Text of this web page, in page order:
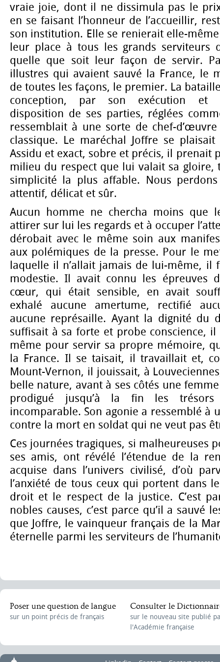
vraie joie, dont il ne dissimula pas le
en se faisant l’honneur de l’accueillir,
son institution. Elle se renierait elle-
leur place à tous les grands serviteurs
quelle que soit leur façon de servir.
illustres qui avaient sauvé la France, le
de toutes les façons, le premier. La
conception, par son exécution et
disposition de ses parties, réglées
ressemblait à une sorte de chef-
classique. Le maréchal Joffre se
Assidu et exact, sobre et précis, il prenait
milieu du respect que lui valait sa gloire,
simplicité la plus affable. Nous
attentif, délicat et sûr.
Aucun homme ne chercha moins que
attirer sur lui les regards et à occuper
dérobait avec le même soin aux
aux polémiques de la presse. Pour le
laquelle il n’allait jamais de lui-même, il
modestie. Il avait connu les épreuves
cœur, qui était sensible, en avait
exhalé aucune amertume, rectifié
aucune représaille. Ayant la dignité du
suffisait à sa forte et probe conscience,
même pour servir sa propre mémoire,
la France. Il se taisait, il travaillait et,
Mount-Vernon, il jouissait, à
belle nature, avant à ses côtés une
prodigué jusqu’à la fin les trésors
incomparable. Son agonie a ressemblé à
contre la mort en soldat qui ne veut pas
Ces journées tragiques, si malheureuses
ses amis, ont révélé l’étendue de la
acquise dans l’univers civilisé, d’où
l’anxiété de tous ceux qui portent dans
droit et le respect de la justice. C’est
nobles causes, c’est parce qu’il a sauvé
que Joffre, le vainqueur français de la
éternelle parmi les serviteurs de
Poser une question de langue
sur un point précis de français
Consulter le
sur le nouveau site publié
l'Académie française